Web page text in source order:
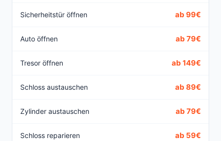
Sicherheitstür öffnen ab 99€
Auto öffnen ab 79€
Tresor öffnen ab 149€
Schloss austauschen ab 89€
Zylinder austauschen ab 79€
Schloss reparieren ab 59€